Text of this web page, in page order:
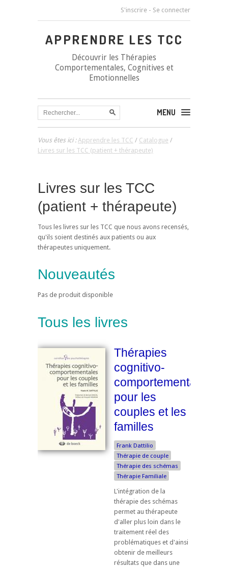
S'inscrire - Se connecter
APPRENDRE LES TCC
Découvrir les Thérapies
Comportementales, Cognitives et
Emotionnelles
MENU
Vous êtes ici :Apprendre les TCC / Catalogue /
Livres sur les TCC (patient + thérapeute)
Livres sur les TCC
(patient + thérapeute)
Tous les livres sur les TCC que nous avons recensés,
qu'ils soient destinés aux patients ou aux
thérapeutes uniquement.
Nouveautés
Pas de produit disponible
Tous les livres
Thérapies
cognitivo-
comportementales
pour les
couples et les
familles
Frank Dattilio
Thérapie de couple
Thérapie des schémas
Thérapie Familiale
L'intégration de la
thérapie des schémas
permet au thérapeute
d'aller plus loin dans le
traitement réel des
problématiques et d'ainsi
obtenir de meilleurs
résultats que dans une